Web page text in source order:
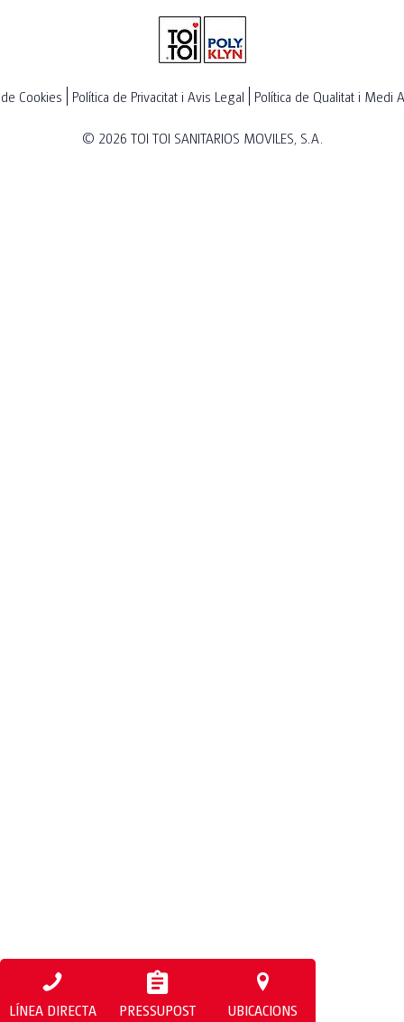
LÍNEA DIRECTA PRESSUPOST UBICACIONS
© 2026 TOI TOI SANITARIOS MOVILES, S.A.
Cookies Política de Privacitat i Avis Legal Política de Qualitat i Medi